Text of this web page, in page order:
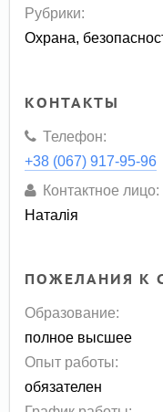
Рубрики:
Охрана,
КОНТАКТЫ
Телефон:
+38 (067) 917-95-96
Контактное лицо:
Наталія
ПОЖЕЛАНИЯ К
Образование:
полное высшее
Опыт работы:
обязателен